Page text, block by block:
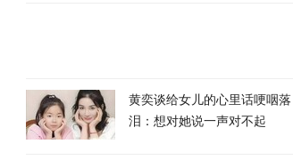
黄奕谈给女儿的心里话哽咽落
泪：想对她说一声对不起